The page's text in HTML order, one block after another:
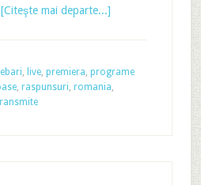
[Citeşte mai departe...]
, live, premiera, programe
, raspunsuri, romania,